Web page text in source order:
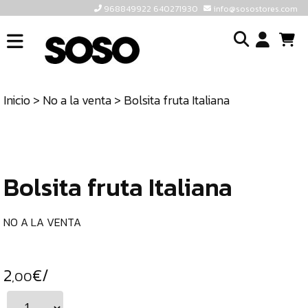
968849922 640271930 info@sosostores.com
INICIO
TIENDA
640271930
Inicio> No a la venta> Bolsita fruta Italiana
Bolsita fruta Italiana
NO A LA VENTA
2,00€/